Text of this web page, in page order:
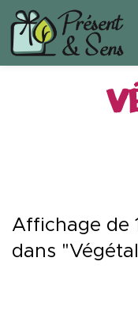
Affichage de
dans
Panneau de